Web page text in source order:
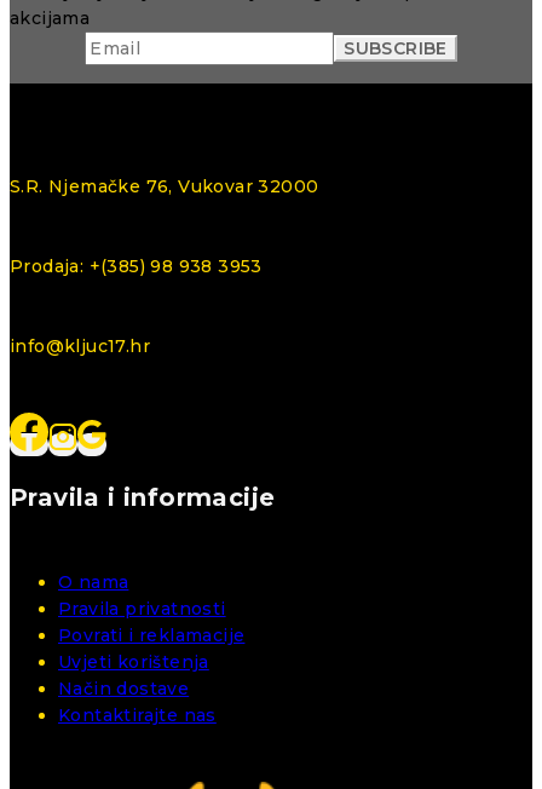
akcijama
S.R. Njemačke 76, Vukovar 32000
Prodaja: +(385) 98 938 3953
info@kljuc17.hr
Pravila i informacije
O nama
Pravila privatnosti
Povrati i reklamacije
Uvjeti korištenja
Način dostave
Kontaktirajte nas